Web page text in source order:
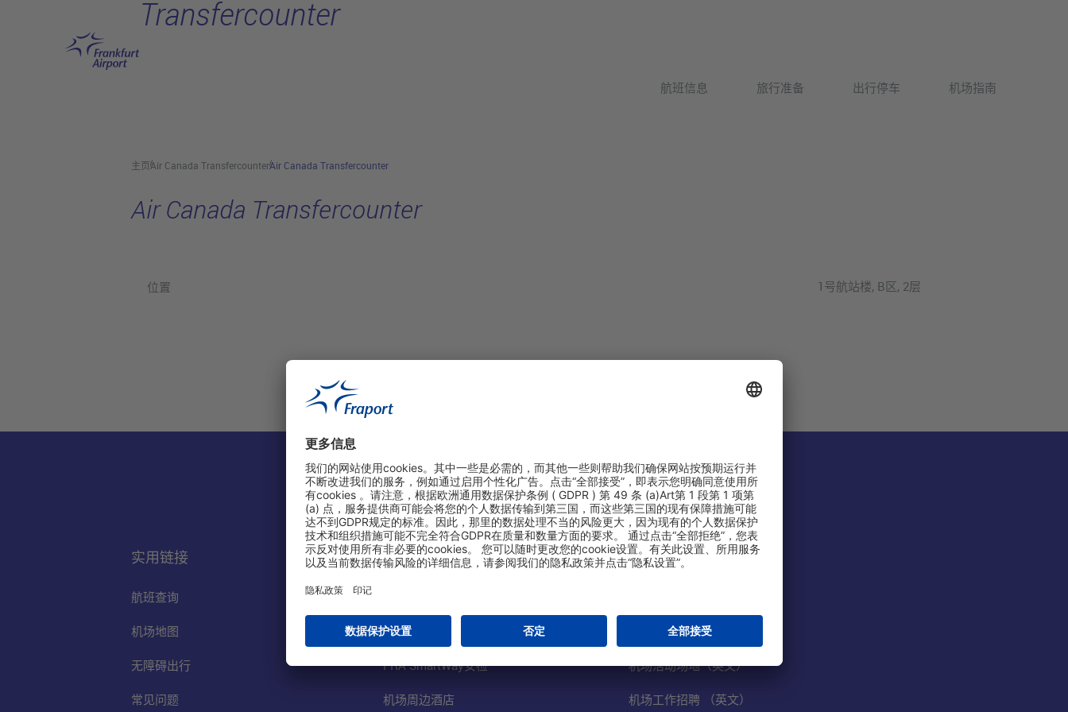
航班信息 旅行准备 出行停车 机场指南
Transfercounter
主页Air Canada TransfercounterAir Canada Transfercounter
Air Canada Transfercounter
位置 1号航站楼, B区, 2层
实用链接
航班查询
机场地图
无障碍出行
常见问题
购物&线上预定
网上免税商店
FRA SmartWay安检
机场周边酒店
关于我们
机场业务（英文）
机场活动场地（英文）
机场工作招聘 （英文）